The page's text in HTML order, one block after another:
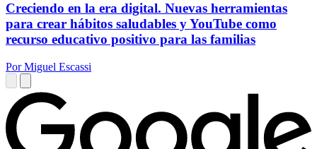
Creciendo en la era digital. Nuevas herramientas
para crear hábitos saludables y YouTube como
recurso educativo positivo para las familias
Por Miguel Escassi